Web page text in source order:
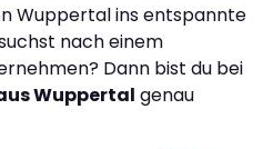
Wuppertal ins entspannte
nach einem
Dann bist du bei
Wuppertal genau